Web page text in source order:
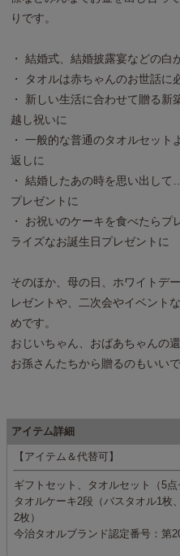
りです。
・ 結婚式、結婚披露宴などの白
・ タオルは赤ちゃんのお世話に
・ 新しい生活に合わせて贈る新
越し祝いに
・ 一般的な普通のタオルセッ
返しに
・ 結婚したあの時を思い出し
プレゼントに
・ お祝いのケーキを食べたら
ライズなお誕生日プレゼントに
そのほか、母の日、ホワイトデ
レゼントや、二次会やイベント
めです。
おじいちゃん、おばあちゃんの
お孫さんたちから贈るのもいいで
アイテム詳細
【アイテム＆代替可】
ギフトセット、タオルセット（5点
タオルケーキ2段（バスタオル1枚
2枚）
今治タオルブランド認定番号：第